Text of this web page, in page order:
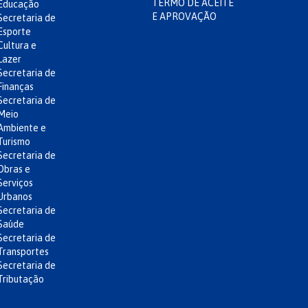
Educação
de
Esporte
e
Lazer
de
Finanças
de
Meio
e
de
e
de
de
de
TERMO DE ACEITE
E APROVAÇÃO